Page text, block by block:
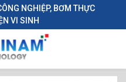
NGHIỆP, BƠM THỰC
VI SINH